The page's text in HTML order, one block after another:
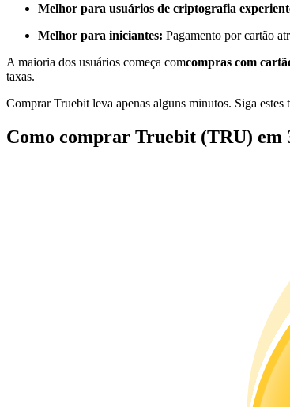
Junte-se aos principais traders
Desfrute da partilha de lucros e comissões de
Melhor para usuários de criptografia
Melhor para iniciantes: Pagamento por cartão
A maioria dos usuários começa comcompras com
taxas.
Comprar Truebit leva apenas alguns minutos. Siga estes
Como comprar Truebit (TRU) em